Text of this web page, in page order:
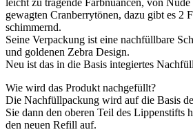
leicht zu tragende Farbnuancen, von
gewagten Cranberrytönen, dazu gibt es 2
schimmernd.
Seine Verpackung ist eine nachfüllbare
und goldenen Zebra Design.
Neu ist das in die Basis integiertes
Wie wird das Produkt nachgefüllt?
Die Nachfüllpackung wird auf die Basis
Sie dann den oberen Teil des Lippenstifts
den neuen Refill auf.